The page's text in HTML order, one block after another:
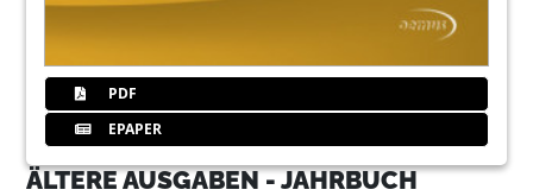
PDF
EPAPER
ÄLTERE AUSGABEN - JAHRBUCH